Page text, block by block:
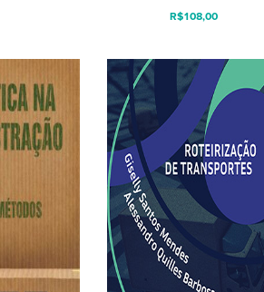
R$108,00